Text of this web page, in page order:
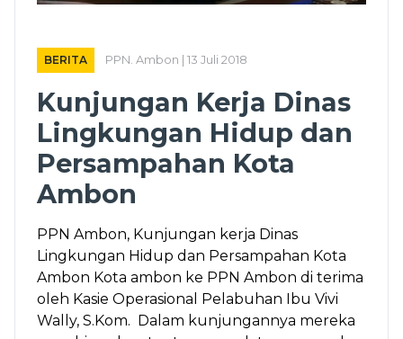
BERITA PPN. Ambon | 13 Juli 2018
Kunjungan Kerja Dinas
Lingkungan Hidup dan
Persampahan Kota
Ambon
PPN Ambon, Kunjungan kerja Dinas
Lingkungan Hidup dan Persampahan Kota
Ambon Kota ambon ke PPN Ambon di terima
oleh Kasie Operasional Pelabuhan Ibu Vivi
Wally, S.Kom. Dalam kunjungannya mereka